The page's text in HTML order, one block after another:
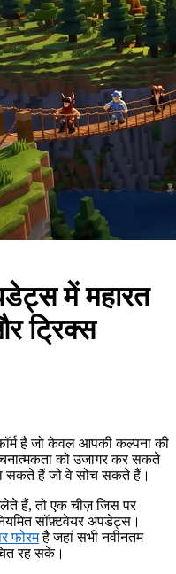
में महारत
ट्रिक्स
है जो केवल आपकी कल्पना की
को उजागर कर सकते
सकते हैं जो वे सोच सकते हैं।
हैं, तो एक चीज़ जिस पर
सॉफ़्टवेयर अपडेट्स।
फोरमहै जहां सभी नवीनतम
रह सकें।